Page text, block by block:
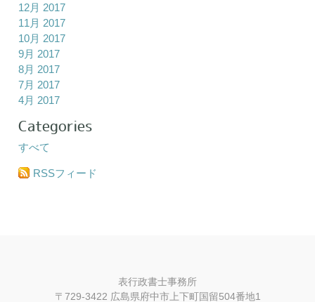
12月 2017
11月 2017
10月 2017
9月 2017
8月 2017
7月 2017
4月 2017
Categories
すべて
RSSフィード
表行政書士事務所
〒729-3422 広島県府中市上下町国留504番地1